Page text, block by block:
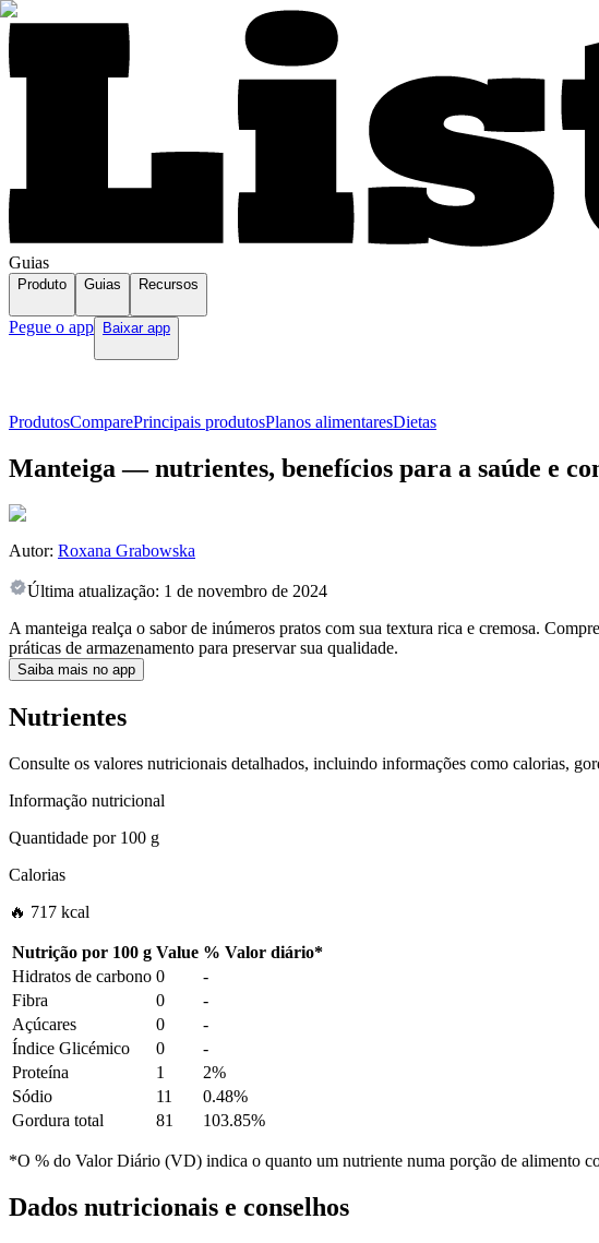
Guias
Produto Guias Recursos
Pegue o app Baixar app
ProdutosComparePrincipais produtosPlanos alimentaresDietas
Manteiga — nutrientes, benefícios para a saúde e
Autor: Roxana Grabowska
Última atualização: 1 de novembro de 2024
A manteiga realça o sabor de inúmeros pratos com sua textura rica e cremosa.
práticas de armazenamento para preservar sua qualidade.
Saiba mais no app
Nutrientes
Consulte os valores nutricionais detalhados, incluindo informações como calorias,
Informação nutricional
Quantidade por100 g
Calorias
🔥 717 kcal
Nutrição por 100 g Value % Valor diário*
Hidratos de carbono 0
-
Fibra
0
-
Açúcares
0
-
Índice Glicémico
0
-
Proteína
1
2%
Sódio
11
0.48%
Gordura total
81 103.85%
*O % do Valor Diário (VD) indica o quanto um nutriente numa porção de alimento
Dados nutricionais e conselhos